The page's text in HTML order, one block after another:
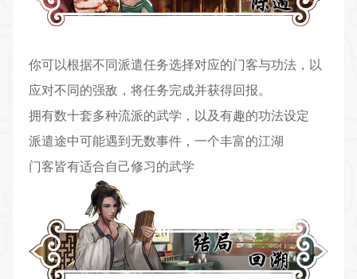
你可以根据不同派遣任务选择对应的门客与功法，以
应对不同的强敌，将任务完成并获得回报。
拥有数十套多种流派的武学，以及有趣的功法设定
派遣途中可能遇到无数事件，一个丰富的江湖
门客皆有适合自己修习的武学